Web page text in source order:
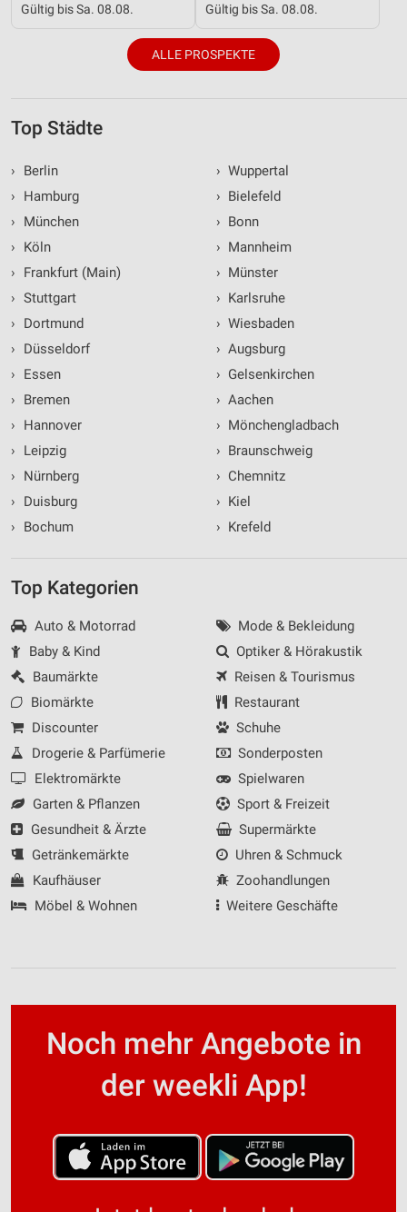
Gültig bis Sa. 08.08. Gültig bis Sa. 08.08.
ALLE PROSPEKTE
Top Städte
›
Berlin
›
Hamburg
›
München
›
Köln
›
Frankfurt (Main)
› Stuttgart
›
Dortmund
›
Düsseldorf
›
Essen
›
Bremen
›
Hannover
›
Leipzig
›
Nürnberg
›
Duisburg
›
Bochum
› Wuppertal
› Bielefeld
› Bonn
› Mannheim
› Münster
› Karlsruhe
› Wiesbaden
› Augsburg
› Gelsenkirchen
› Aachen
› Mönchengladbach
› Braunschweig
› Chemnitz
› Kiel
› Krefeld
Top Kategorien
Auto & Motorrad
Baby & Kind
Baumärkte
Biomärkte
Discounter
Drogerie & Parfümerie
Elektromärkte
Garten & Pflanzen
Gesundheit & Ärzte
Getränkemärkte
Kaufhäuser
Möbel & Wohnen
Mode & Bekleidung
Optiker & Hörakustik
Reisen & Tourismus
Restaurant
Schuhe
Sonderposten
Spielwaren
Sport & Freizeit
Supermärkte
Uhren & Schmuck
Zoohandlungen
Weitere Geschäfte
Noch mehr Angebote in
der weekli App!